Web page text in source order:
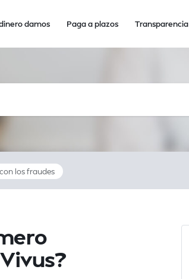
damos Paga a plazos Transparencia
los fraudes